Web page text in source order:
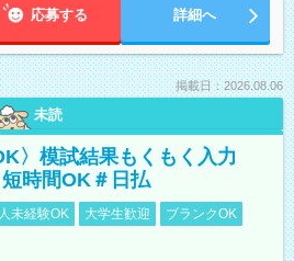
応募する 詳細へ
掲載日：2026.08.06
未読
〉模試結果もくもく入力
時間OK＃日払
未経験OK 大学生歓迎
ブランクOK